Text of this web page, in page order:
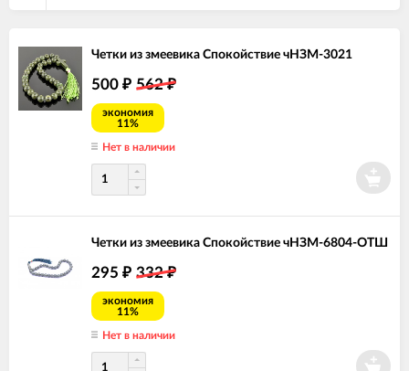
Четки из змеевика Спокойствие чНЗМ-3021
500 ₽ 562₽
экономия
11%
Нет в наличии
Четки из змеевика Спокойствие чНЗМ-6804-ОТШ
295 ₽ 332₽
экономия
11%
Нет в наличии